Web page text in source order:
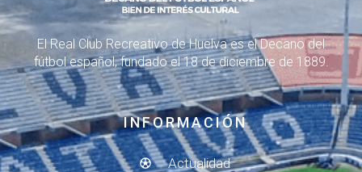
El Real Club Recreativo de Huelva es el Decano del
fútbol español, fundado el 18 de diciembre de 1889.
INFORMACIÓN
Actualidad